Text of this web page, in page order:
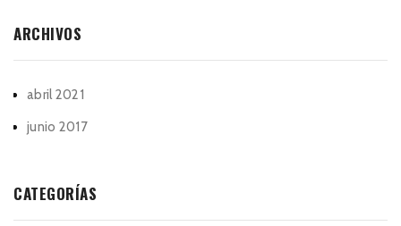
ARCHIVOS
abril 2021
junio 2017
CATEGORÍAS